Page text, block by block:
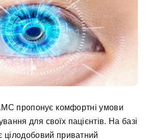
пропонує комфортні умови
для своїх пацієнтів. На базі
цілодобовий приватний